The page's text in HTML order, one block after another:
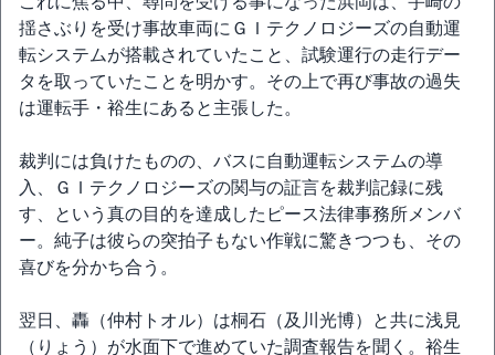
揺さぶりを受け事故車両にＧＩテクノロジーズの自動運
転システムが搭載されていたこと、試験運行の走行デー
タを取っていたことを明かす。その上で再び事故の過失
は運転手・裕生にあると主張した。
裁判には負けたものの、バスに自動運転システムの導
入、ＧＩテクノロジーズの関与の証言を裁判記録に残
す、という真の目的を達成したピース法律事務所メンバ
ー。純子は彼らの突拍子もない作戦に驚きつつも、その
喜びを分かち合う。
翌日、轟（仲村トオル）は桐石（及川光博）と共に浅見
（りょう）が水面下で進めていた調査報告を聞く。裕生